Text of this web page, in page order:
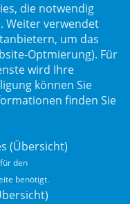
die notwendig
Weiter verwendet
um das
Optmierung). Für
wird Ihre
können Sie
finden Sie
(Übersicht)
den
benötigt.
)